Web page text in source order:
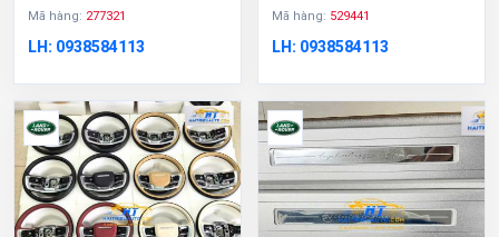
Mã hàng: 277321
LH: 0938584113
Mã hàng: 529441
LH: 0938584113